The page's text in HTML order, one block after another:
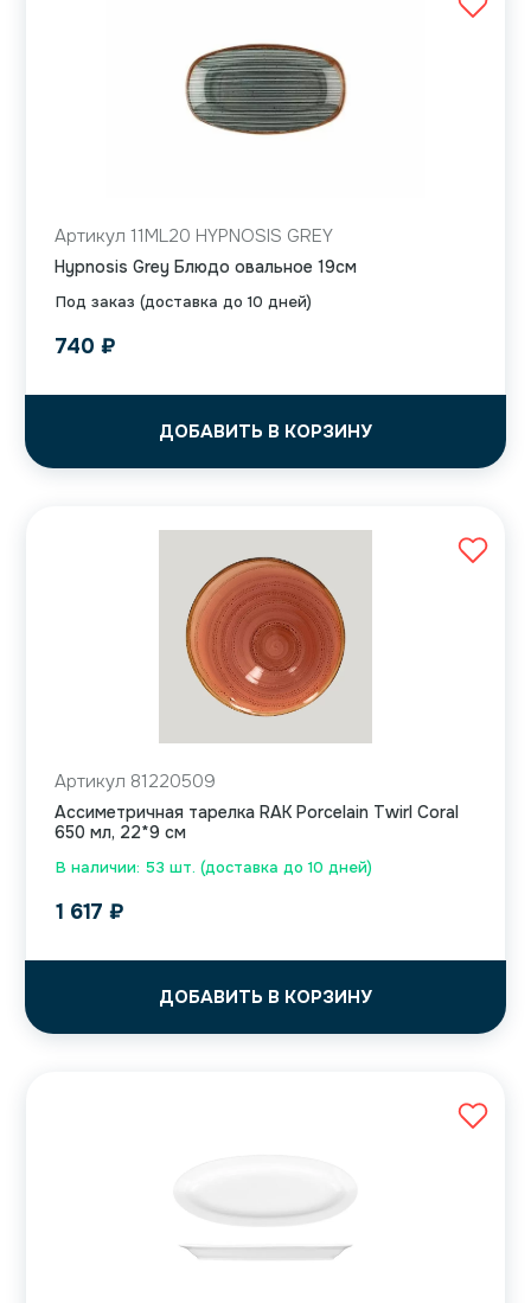
Под заказ (доставка до 10 дней)
Артикул 11ML20 HYPNOSIS GREY
Hypnosis Grey Блюдо овальное 19см
740 ₽
ДОБАВИТЬ В КОРЗИНУ
В наличии: 53 шт. (доставка до 10 дней)
Артикул 81220509
Ассиметричная тарелка RAK Porcelain Twirl Coral
650 мл, 22*9 см
1 617 ₽
ДОБАВИТЬ В КОРЗИНУ